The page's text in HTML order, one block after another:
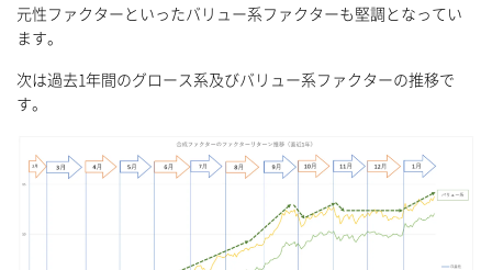
元性ファクターといったバリュー系ファクターも堅調となってい
ます。
次は過去1年間のグロース系及びバリュー系ファクターの推移で
す。